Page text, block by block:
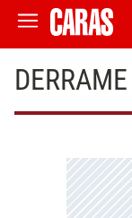
DERRAME